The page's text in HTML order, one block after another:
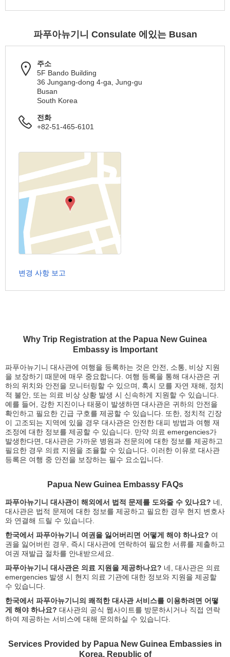
Why Trip Registration at the Papua New Guinea
Embassy is Important
파푸아뉴기니 대사관에 여행을 등록하는 것은 안전, 소통, 비상 지원
을 보장하기 때문에 매우 중요합니다. 여행 등록을 통해 대사관은 귀
하의 위치와 안전을 모니터링할 수 있으며, 혹시 모를 자연 재해, 정치
적 불안, 또는 의료 비상 상황 발생 시 신속하게 지원할 수 있습니다.
예를 들어, 강한 지진이나 태풍이 발생하면 대사관은 귀하의 안전을
확인하고 필요한 긴급 구호를 제공할 수 있습니다. 또한, 정치적 긴장
이 고조되는 지역에 있을 경우 대사관은 안전한 대피 방법과 여행 재
조정에 대한 정보를 제공할 수 있습니다. 만약 의료 emergencies가
발생한다면, 대사관은 가까운 병원과 전문의에 대한 정보를 제공하고
필요한 경우 의료 지원을 조율할 수 있습니다. 이러한 이유로 대사관
등록은 여행 중 안전을 보장하는 필수 요소입니다.
Papua New Guinea Embassy FAQs
파푸아뉴기니 대사관이 해외에서 법적 문제를 도와줄 수 있나요? 네,
대사관은 법적 문제에 대한 정보를 제공하고 필요한 경우 현지 변호사
와 연결해 드릴 수 있습니다.
한국에서 파푸아뉴기니 여권을 잃어버리면 어떻게 해야 하나요? 여
권을 잃어버린 경우, 즉시 대사관에 연락하여 필요한 서류를 제출하고
여권 재발급 절차를 안내받으세요.
파푸아뉴기니 대사관은 의료 지원을 제공하나요? 네, 대사관은 의료
emergencies 발생 시 현지 의료 기관에 대한 정보와 지원을 제공할
수 있습니다.
한국에서 파푸아뉴기니의 쾌적한 대사관 서비스를 이용하려면 어떻
게 해야 하나요? 대사관의 공식 웹사이트를 방문하시거나 직접 연락
하여 제공하는 서비스에 대해 문의하실 수 있습니다.
Services Provided by Papua New Guinea Embassies in
Korea, Republic of
파푸아뉴기니 Consulate 에있는 Busan
주소
5F Bando Building
36 Jungang-dong 4-ga, Jung-gu
Busan
South Korea
전화
+82-51-465-6101
변경 사항 보고